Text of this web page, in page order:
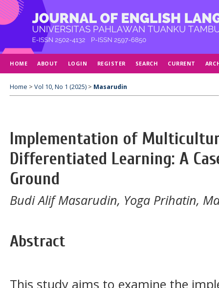
HOME ABOUT LOGIN REGISTER SEARCH CURRENT
Home > Vol 10, No 1 (2025) > Masarudin
Implementation of
Differentiated Learning: A
Ground
Budi Alif Masarudin, Yoga Prihatin,
Abstract
This study aims to examine the